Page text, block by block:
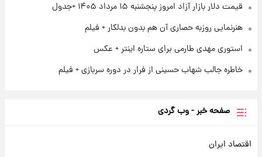
قیمت دلار بازار آزاد امروز پنجشنبه ۱۵ مرداد ۱۴۰۵ +جدول
هنرنمایی روزبه حصاری آن هم بدون بدلکار + فیلم
استوری مهدی طارمی برای ستاره اینتر + عکس
خاطره جالب شهاب حسینی از فرار در دوره سربازی + فیلم
صفحه خبر - وب گردی
اقتصاد ایران